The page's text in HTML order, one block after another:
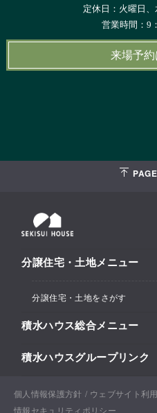
定休日：火曜日
営業時間：9
来場予約
分譲住宅・土地メニュー
分譲住宅・土地をさがす
エリアからさがす
北海道・東北
北海道
関東甲信越
市区町村からさがす
沿線・駅からさがす
積水ハウス総合メニュー
住まい
戸建住宅
土地活用
積水ハウスグループリンク
積水ハウスサポートプラス
個人情報保護方針
ウェブサイト利
情報セキュリティポリシー